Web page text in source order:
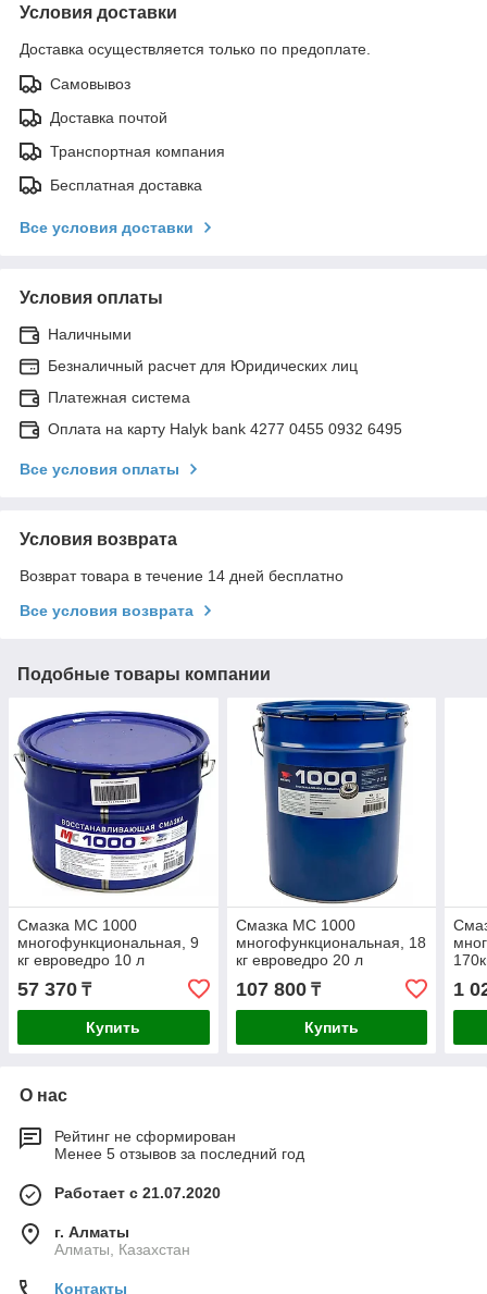
Условия доставки
Доставка осуществляется только по предоплате.
Самовывоз
Доставка почтой
Транспортная компания
Бесплатная доставка
Все условия доставки
Условия оплаты
Наличными
Безналичный расчет для Юридических лиц
Платежная система
Оплата на карту Halyk bank 4277 0455 0932 6495
Все условия оплаты
Условия возврата
Возврат товара в течение 14 дней бесплатно
Все условия возврата
Подобные товары компании
Смазка МС 1000
многофункциональная, 9
кг евроведро 10 л
57 370 ₸
Купить
Смазка МС 1000
многофункциональная, 18
кг евроведро 20 л
107 800₸
Купить
1
О нас
Рейтинг не сформирован
Менее 5 отзывов за последний год
Работает с 21.07.2020
г. Алматы
Алматы, Казахстан
Контакты